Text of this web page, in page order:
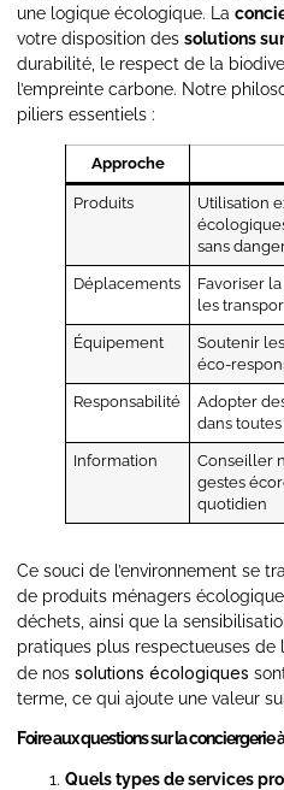
une logique écologique. La
votre disposition des solutions
durabilité, le respect de la
l’empreinte carbone. Notre
piliers essentiels :
Approche
Produits
Utilisation
sans
Déplacements
Favoriser
les
Équipement
Soutenir
éco-
Responsabilité
Adopter
dans
Information
Conseiller
gestes
quotidien
Ce souci de l’environnement se
de produits ménagers
déchets, ainsi que la
pratiques plus respectueuses de
de nos solutions écologiques
terme, ce qui ajoute une valeur
Foire aux questions sur la conciergerie
Quels types de services